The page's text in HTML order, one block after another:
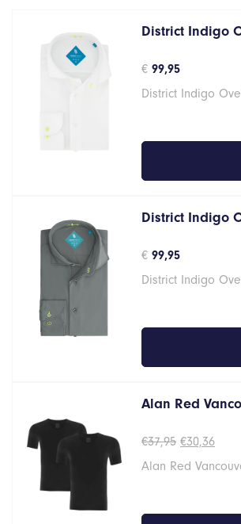
District Indigo
€ 99,95
District Indigo
District Indigo
€ 99,95
District Indigo
Alan Red
€37,95
was:
€30,36
is:
Alan Red